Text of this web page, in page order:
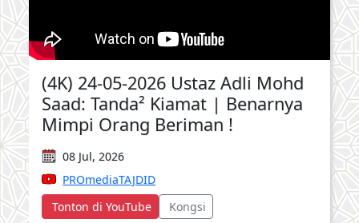
(4K) 24-05-2026 Ustaz Adli Mohd
Saad: Tanda² Kiamat | Benarnya
Mimpi Orang Beriman !
08 Jul, 2026
PROmediaTAJDID
Tonton di YouTube
Kongsi